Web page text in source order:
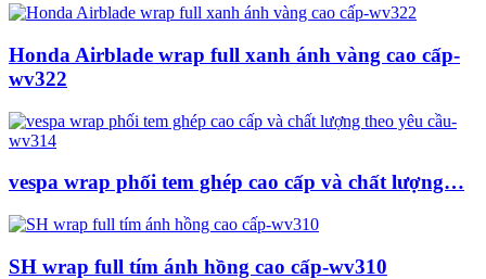
Honda Airblade wrap full xanh ánh vàng cao cấp-
wv322
vespa wrap phối tem ghép cao cấp và chất lượng…
SH wrap full tím ánh hồng cao cấp-wv310